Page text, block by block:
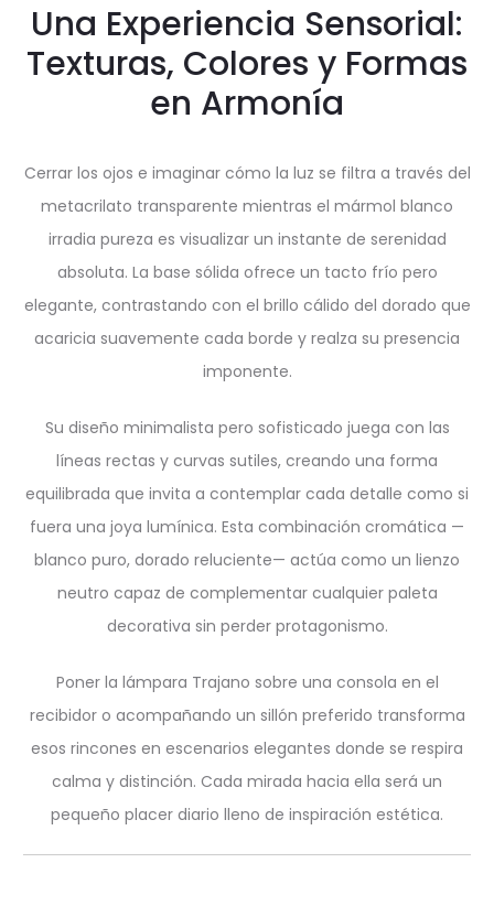
Una Experiencia Sensorial:
Texturas, Colores y Formas
en Armonía
Cerrar los ojos e imaginar cómo la luz se filtra a través del
metacrilato transparente mientras el mármol blanco
irradia pureza es visualizar un instante de serenidad
absoluta. La base sólida ofrece un tacto frío pero
elegante, contrastando con el brillo cálido del dorado que
acaricia suavemente cada borde y realza su presencia
imponente.
Su diseño minimalista pero sofisticado juega con las
líneas rectas y curvas sutiles, creando una forma
equilibrada que invita a contemplar cada detalle como si
fuera una joya lumínica. Esta combinación cromática —
blanco puro, dorado reluciente— actúa como un lienzo
neutro capaz de complementar cualquier paleta
decorativa sin perder protagonismo.
Poner la lámpara Trajano sobre una consola en el
recibidor o acompañando un sillón preferido transforma
esos rincones en escenarios elegantes donde se respira
calma y distinción. Cada mirada hacia ella será un
pequeño placer diario lleno de inspiración estética.